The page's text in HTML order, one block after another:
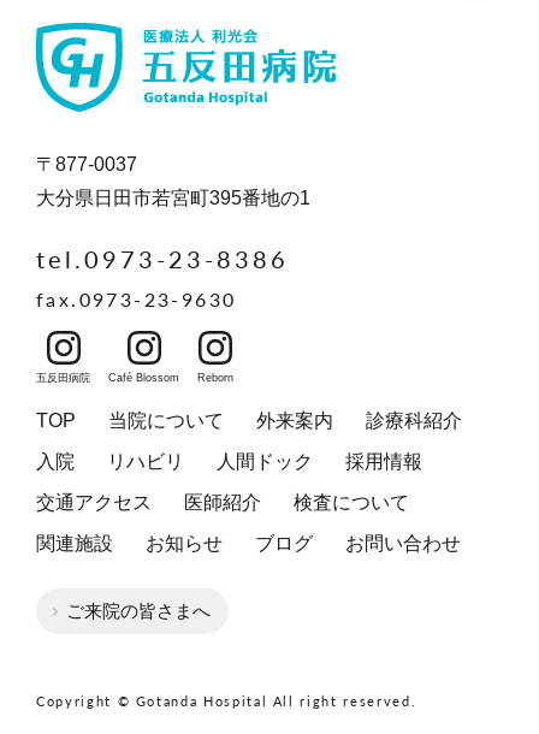
〒877-0037
大分県日田市若宮町395番地の1
tel.0973-23-8386
fax.0973-23-9630
五反田病院 Café Blossom Reborn
TOP 当院について 外来案内
診療科紹介
入院
リハビリ 人間ドック
採用情報
交通アクセス
医師紹介
検査について
関連施設
お知らせ ブログ お問い合わせ
ご来院の皆さまへ
Copyright © Gotanda Hospital All right reserved.